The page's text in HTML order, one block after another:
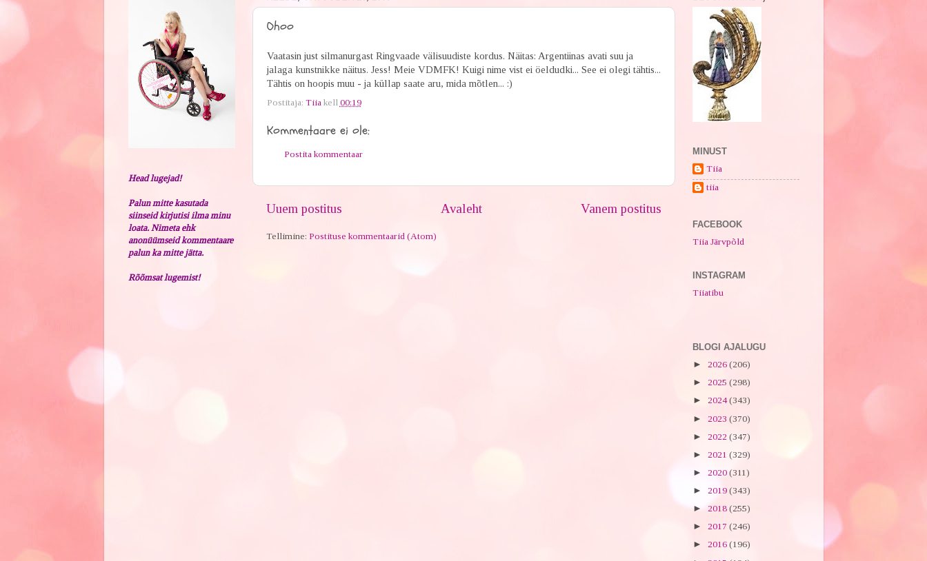
Ohoo
Vaatasin just silmanurgast Ringvaade välisuudiste kordus. Näitas: Argentiinas avati suu ja
jalaga kunstnikke näitus. Jess! Meie VDMFK! Kuigi nime vist ei öeldudki... See ei olegi tähtis...
Tähtis on hoopis muu - ja küllap saate aru, mida mõtlen... :)
Postitaja: Tiia kell 00:19
Kommentaare ei ole:
Postita kommentaar
Uuem postitus Vanem postitus
Avaleht
Tellimine: Postituse kommentaarid (Atom)
Head lugejad!
Palun mitte kasutada
siinseid kirjutisi ilma minu
loata. Nimeta ehk
anonüümseid kommentaare
palun ka mitte jätta.
Rõõmsat lugemist!
MINUST
Tiia
tiia
FACEBOOK
Tiia Järvpõld
INSTAGRAM
Tiiatibu
BLOGI AJALUGU
► 2026 (206)
► 2025 (298)
► 2024(343)
► 2023 (370)
► 2022 (347)
► 2021 (329)
► 2020 (311)
► 2019 (343)
► 2018 (255)
► 2017 (246)
► 2016 (196)